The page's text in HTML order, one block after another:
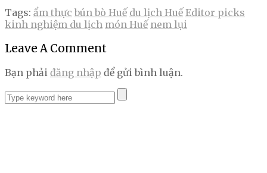
Tags: ẩm thực bún bò Huế du lịch Huế Editor picks
kinh nghiệm du lịch món Huế nem lụi
Leave A Comment
Bạn phải đăng nhập để gửi bình luận.